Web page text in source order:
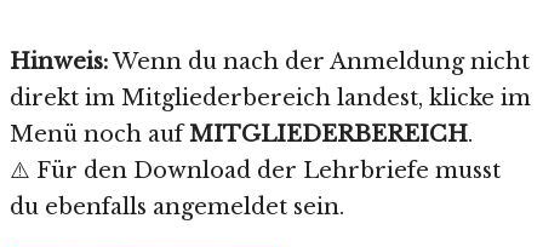
Hinweis:Wenn du nach der Anmeldung nicht
direkt im Mitgliederbereich landest, klicke im
Menü noch aufMITGLIEDERBEREICH.
⚠️ Für den Download der Lehrbriefe musst
du ebenfalls angemeldet sein.